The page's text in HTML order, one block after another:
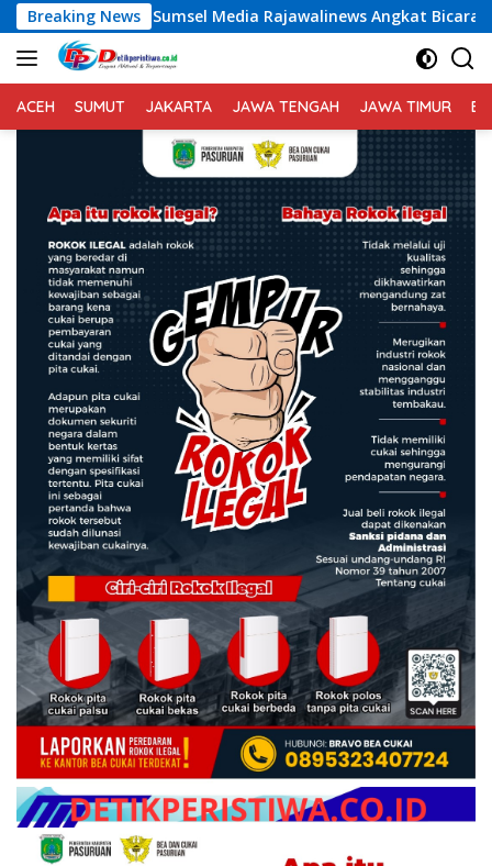
Langsung
ke
konten
Breaking News
Media Rajawalinews Angkat Bicara Dugaan
ACEH SUMUT JAKARTA JAWA TENGAH JAWA TIMUR